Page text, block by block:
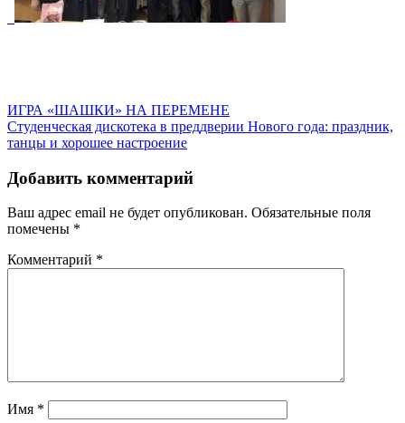
Навигация
по
ИГРА «ШАШКИ» НА ПЕРЕМЕНЕ
Студенческая дискотека в преддверии Нового года: праздник,
танцы и хорошее настроение
Добавить комментарий
Ваш адрес email не будет опубликован. Обязательные поля
помечены *
Комментарий *
Имя *